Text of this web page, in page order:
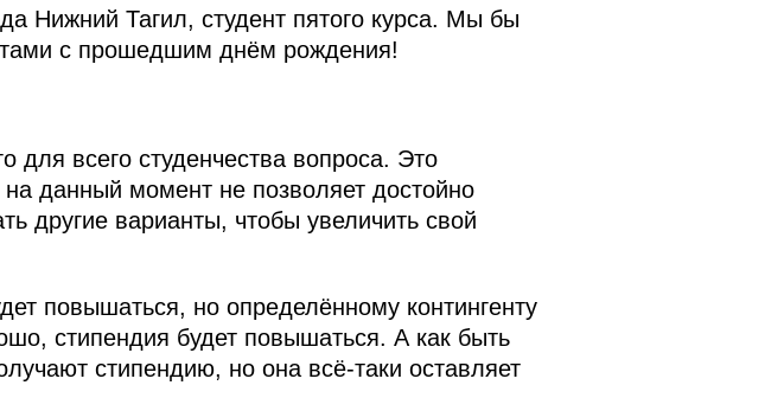
Нижний Тагил, студент пятого курса. Мы бы
с прошедшим днём рождения!
всего студенчества вопроса. Это
данный момент не позволяет достойно
другие варианты, чтобы увеличить свой
повышаться, но определённому контингенту
стипендия будет повышаться. А как быть
стипендию, но она всё‑таки оставляет